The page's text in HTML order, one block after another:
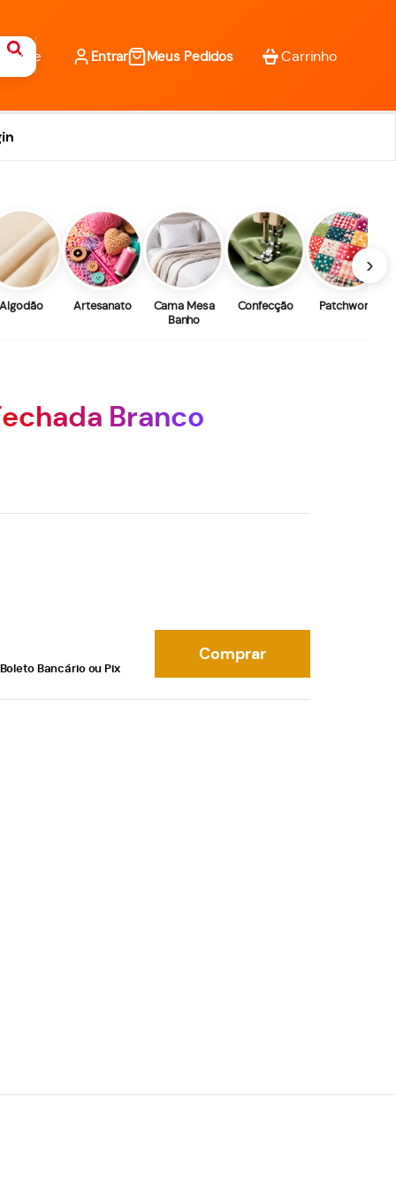
Entrar Meus Pedidos
Algodão Artesanato
Cama Mesa
Banho
Confecção Patchwork
›
Branco
Bancário ou Pix
Comprar